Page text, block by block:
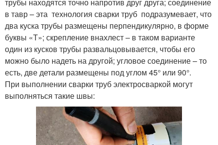
в тавр – эта технология сварки труб подразумевает, что
два куска трубы размещены перпендикулярно, в форме
буквы «Т»; скрепление внахлест – в таком варианте
один из кусков трубы развальцовывается, чтобы его
можно было надеть на другой; угловое соединение – то
есть, две детали размещены под углом 45° или 90°.
При выполнении сварки труб электросваркой могут
выполняться такие швы: